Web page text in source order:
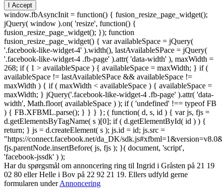
I Accept
window.fbAsyncInit = function() { fusion_resize_page_widget();
jQuery( window ).on( 'resize', function() {
fusion_resize_page_widget(); }); function
fusion_resize_page_widget() { var availableSpace = jQuery(
'.facebook-like-widget-4' ).width(), lastAvailableSPace = jQuery(
'.facebook-like-widget-4 .fb-page' ).attr( 'data-width' ), maxWidth =
268; if ( 1 > availableSpace ) { availableSpace = maxWidth; } if (
availableSpace != lastAvailableSPace && availableSpace !=
maxWidth ) { if ( maxWidth < availableSpace ) { availableSpace =
maxWidth; } jQuery('.facebook-like-widget-4 .fb-page' ).attr( 'data-
width', Math.floor( availableSpace ) ); if ( 'undefined' !== typeof FB
) { FB.XFBML.parse(); } } } }; ( function( d, s, id ) { var js, fjs =
d.getElementsByTagName( s )[0]; if ( d.getElementById( id ) ) {
return; } js = d.createElement( s ); js.id = id; js.src =
"https://connect.facebook.net/da_DK/
fjs.parentNode.insertBefore( js, fjs ); }( document, 'script',
'facebook-jssdk' ) );
Har du spørgsmål om annoncering ring til Ingrid i Gråsten på 21 19
02 80 ‬eller Helle i Bov på 22 92 21 19‬. Ellers udfyld gerne
formularen underAnnoncering